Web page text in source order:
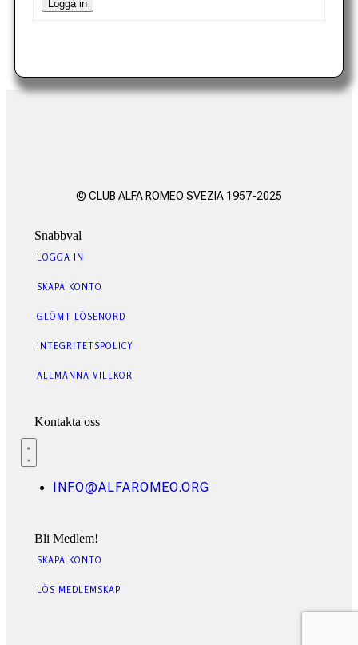
Logga in
© CLUB ALFA ROMEO SVEZIA 1957-2025
Snabbval
LOGGA IN
SKAPA KONTO
GLÖMT LÖSENORD
INTEGRITETSPOLICY
ALLMÄNNA VILLKOR
Kontakta oss
INFO@ALFAROMEO.ORG
Bli Medlem!
SKAPA KONTO
LÖS MEDLEMSKAP